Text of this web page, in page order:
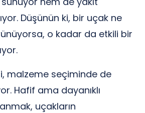
Düşünün ki, bir uçak ne
o kadar da etkili bir
malzeme seçiminde de
Hafif ama dayanıklı
uçakların